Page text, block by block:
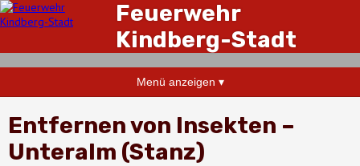
Feuerwehr
Kindberg-Stadt
Menü anzeigen ▾
Entfernen von Insekten –
Unteralm (Stanz)